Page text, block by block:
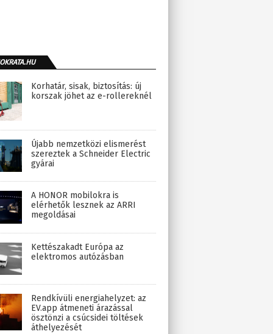
Korhatár, sisak, biztosítás: új
korszak jöhet az e-rollereknél
Újabb nemzetközi elismerést
szereztek a Schneider Electric
gyárai
A HONOR mobilokra is
elérhetők lesznek az ARRI
megoldásai
Kettészakadt Európa az
elektromos autózásban
Rendkívüli energiahelyzet: az
EV.app átmeneti árazással
ösztönzi a csúcsidei töltések
áthelyezését